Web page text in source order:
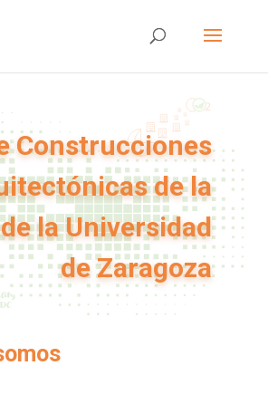
Construcciones
de la
la Universidad
de Zaragoza